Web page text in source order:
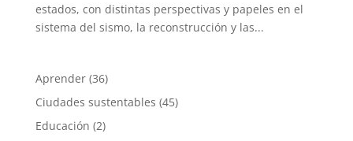
estados, con distintas perspectivas y papeles en el
sistema del sismo, la reconstrucción y las...
Aprender(36)
Ciudades sustentables (45)
Educación (2)